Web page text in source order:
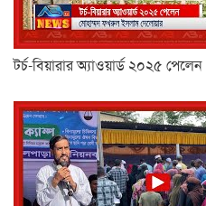
টর্চ-বিয়ারার অ্যাওয়ার্ড ২০২৫